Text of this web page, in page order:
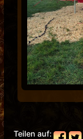
Teilen auf: